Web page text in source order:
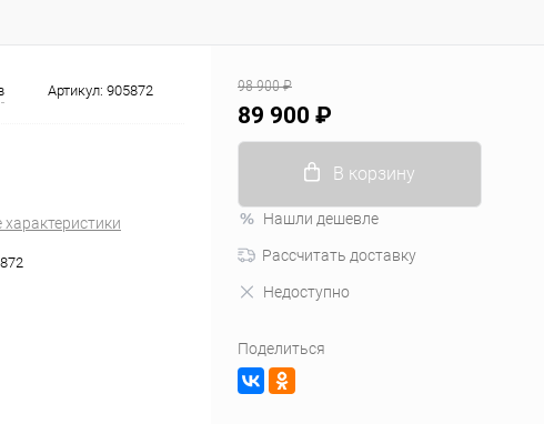
Артикул: 905872
характеристики
98 900 ₽
89 900 ₽
В корзину
Нашли дешевле
Рассчитать доставку
Недоступно
Поделиться